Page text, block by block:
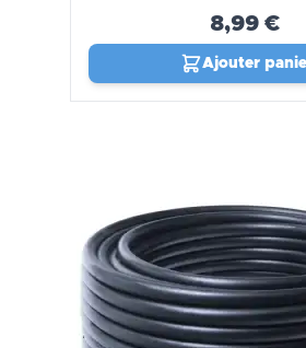
8,99 €
Ajouter